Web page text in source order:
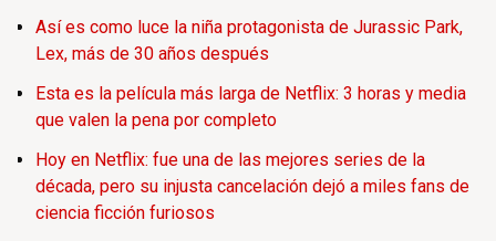
Así es como luce la niña protagonista de Jurassic Park,
Lex, más de 30 años después
Esta es la película más larga de Netflix: 3 horas y media
que valen la pena por completo
Hoy en Netflix: fue una de las mejores series de la
década, pero su injusta cancelación dejó a miles fans de
ciencia ficción furiosos